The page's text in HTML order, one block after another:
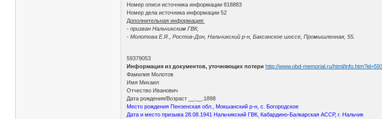
Номер описи источника информации 818883
Номер дела источника информации 52
Дополнительная информация:
- призван Нальчикским ГВК;
- Молотова Е.Я., Ростов-Дон, Нальчикский р-н, Баксанское шоссе, Промышленная, 55.
59379053
Информация из документов, уточняющих потери http://www.obd-memorial.ru/html/
Фамилия Молотов
Имя Михаил
Отчество Иванович
Дата рождения/Возраст __.__.1898
Место рождения Пензенская обл., Мокшанский р-н, с. Богородское
Дата и место призыва 28.08.1941 Нальчикский ГВК, Кабардино-Балкарская АССР, г. Нальчик